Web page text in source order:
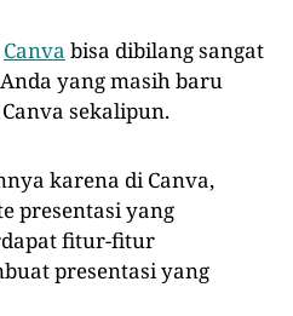
Canva bisa dibilang sangat
yang masih baru
sekalipun.
karena di Canva,
presentasi yang
fitur-fitur
presentasi yang